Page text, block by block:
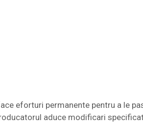
eforturi permanente pentru a le
aduce modificari